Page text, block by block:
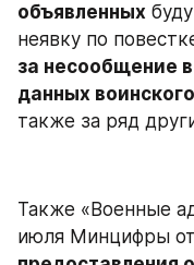
объявленных
за несообщение
данных
также за ряд
Также «Военные
июля Минцифры